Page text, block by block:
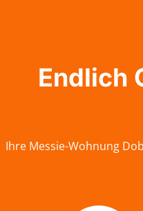
Endlich
Ihre Messie-Wohnung